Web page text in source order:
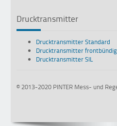
Drucktransmitter
Drucktransmitter Standard
Drucktransmitter frontbündig
Drucktransmitter SIL
© 2013-2020 PINTER Mess- und